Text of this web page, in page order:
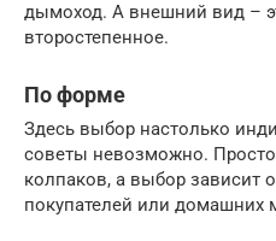
дымоход. А внешний вид –
второстепенное.
По форме
Здесь выбор настолько
советы невозможно.
колпаков, а выбор зависит
покупателей или домашних